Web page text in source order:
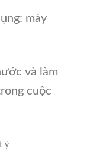
máy
và làm
cuộc